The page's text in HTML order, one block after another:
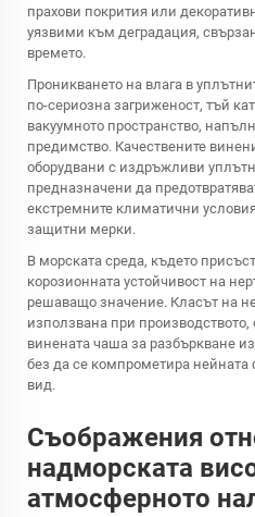
прахови покрития или
уязвими към деградация,
времето.
Проникването на влага в
по-сериозна загриженост, тъй
вакуумното пространство,
предимство. Качествените
оборудвани с издръжливи
предназначени да
екстремните климатични
защитни мерки.
В морската среда, където
корозионната устойчивост на
решаващо значение. Класът на
използвана при
винената чаша за разбъркване
без да се компрометира
вид.
Съображения
надморската
атмосферното